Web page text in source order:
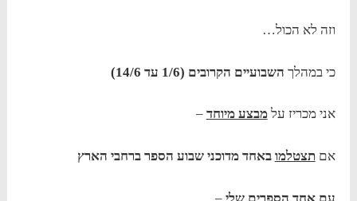
וזה לא הכול…
כי במהלך השבועיים הקרובים (1/6 עד 14/6)
אני מכריז עלמבצע מיוחד –
אם תצטלמו באחד מדוכני שבוע הספר ברחבי הארץ